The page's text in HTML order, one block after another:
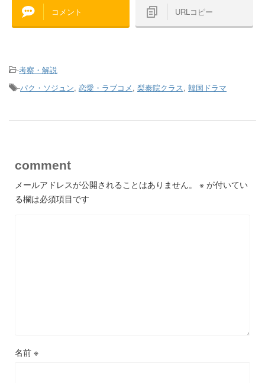
コメント URLコピー
-考察・解説
-パク・ソジュン, 恋愛・ラブコメ, 梨泰院クラス, 韓国ドラマ
comment
メールアドレスが公開されることはありません。 ※ が付いてい
る欄は必須項目です
名前 ※